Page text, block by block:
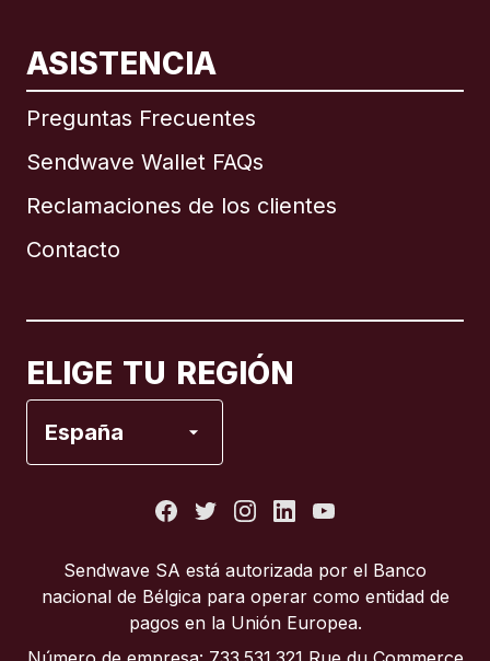
ASISTENCIA
Preguntas Frecuentes
Sendwave Wallet FAQs
Reclamaciones de los clientes
Contacto
ELIGE TU REGIÓN
España
Internacional English
Brasil
Italia
Sendwave SA está autorizada por el Banco
nacional de Bélgica para operar como entidad de
pagos en la Unión Europea.